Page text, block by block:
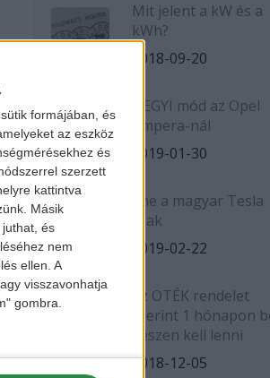
formájában, és
az eszköz
és
szerzett
kattintva
Másik
és
nem
ellen. A
visszavonhatja
gombra.
Mit jelent a kW és a
kWh?
2018-09-20
HEGYI mód az Opel
Ampera-nál
2019-01-30
Íme a magyar Tesla
árak
2019-02-22
Az OTÉK rendelet
szerint 1 hónapon
készen kell lenni
2018-12-05